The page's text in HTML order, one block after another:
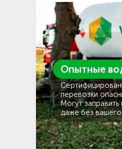
Опытные
перевозки
Могут заправить
даже без вашего